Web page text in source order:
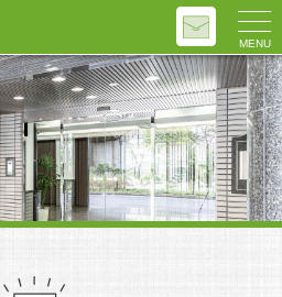
MENU